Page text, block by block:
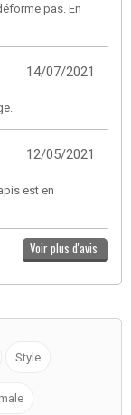
pas. En
14/07/2021
12/05/2021
est en
Voir plus d'avis
Style